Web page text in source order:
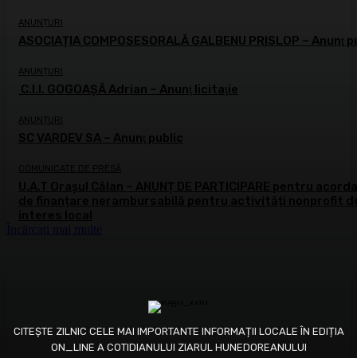
ANUNȚURI
ASOCIAȚIA COMPOSESORALĂ GALBENU PRISLOP – Anunţ
ANUNȚURI
C.I.I. GOGOAŞĂ Adrian – Anunţ licitaţie
ANUNȚURI
SC VARDEV SA – Anunţ public
CITEȘTE ZILNIC CELE MAI IMPORTANTE INFORMAȚII LOCALE ÎN EDIȚIA
ON_LINE A COTIDIANULUI ZIARUL HUNEDOREANULUI